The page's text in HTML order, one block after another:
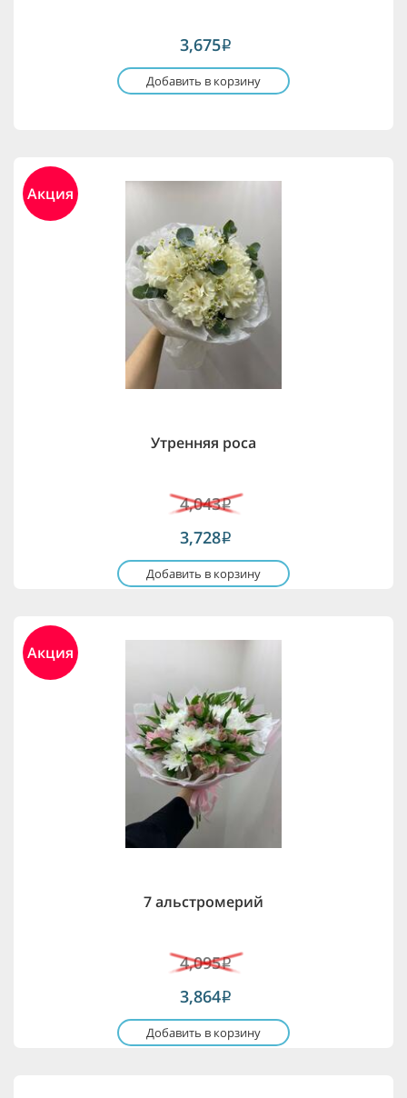
3,675i
Добавить в корзину
Акция
Утренняя роса
4,043i
3,728i
Добавить в корзину
Акция
7 альстромерий
4,095i
3,864i
Добавить в корзину